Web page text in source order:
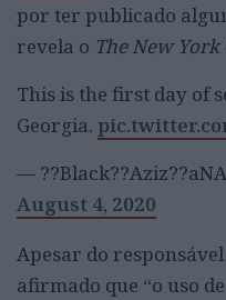
por ter publicado
revela o The New York
This is the first day of
Georgia.
—
August 4, 2020
Apesar do
afirmado que “o uso